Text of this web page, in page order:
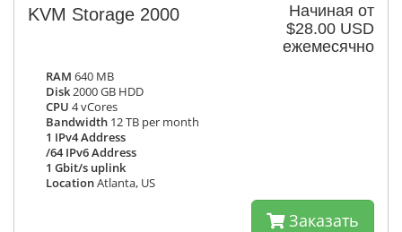
Начиная от
$28.00 USD
ежемесячно
KVM Storage 2000
RAM 640 MB
Disk2000 GB HDD
CPU 4 vCores
Bandwidth 12 TB per month
1 IPv4 Address
/64 IPv6 Address
1 Gbit/s uplink
LocationAtlanta, US
Заказать